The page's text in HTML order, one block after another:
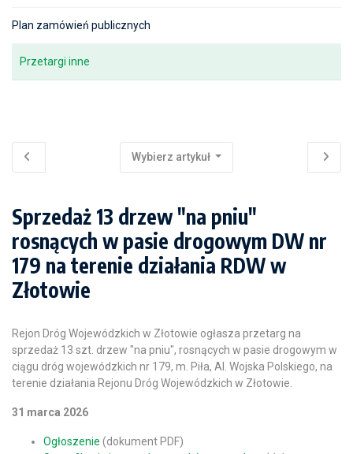
Plan zamówień publicznych
Przetargi inne
Wybierz artykuł
Sprzedaż 13 drzew "na pniu"
rosnących w pasie drogowym DW nr
179 na terenie działania RDW w
Złotowie
Rejon Dróg Wojewódzkich w Złotowie ogłasza przetarg na
sprzedaż 13 szt. drzew "na pniu", rosnących w pasie drogowym w
ciągu dróg wojewódzkich nr 179, m. Piła, Al. Wojska Polskiego, na
terenie działania Rejonu Dróg Wojewódzkich w Złotowie.
31 marca 2026
Ogłoszenie (dokument PDF)